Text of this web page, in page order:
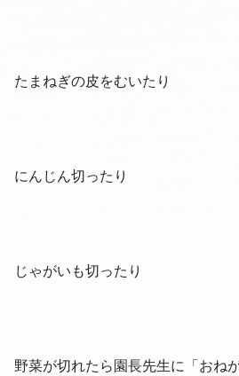
たまねぎの皮をむいたり
にんじん切ったり
じゃがいも切ったり
野菜が切れたら園長先生に「おね